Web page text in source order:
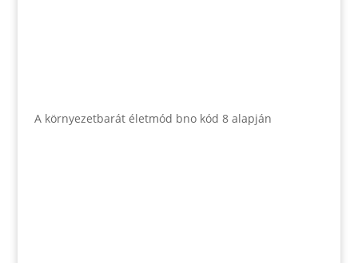
A környezetbarát életmód bno kód 8 alapján